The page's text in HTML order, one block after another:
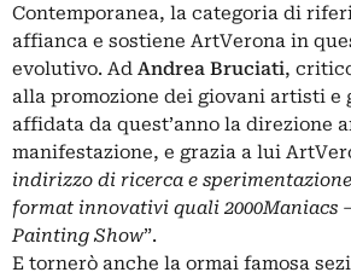
Contemporanea, la categoria di
affianca e sostiene ArtVerona in
evolutivo. Ad Andrea Bruciati,
alla promozione dei giovani artisti e
affidata da quest’anno la direzione
manifestazione, e grazia a lui
indirizzo di ricerca e
format innovativi quali 2000Maniacs
Painting Show”.
E tornerò anche la ormai famosa